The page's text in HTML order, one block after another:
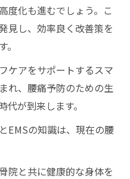
度化も進むでしょう。こ
見し、効率良く改善策を
ケアをサポートするスマ
れ、腰痛予防のための生
が到来します。
EMSの知識は、現在の腰
院と共に健康的な身体を